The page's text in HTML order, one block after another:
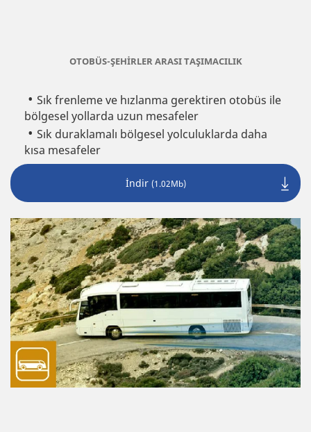
OTOBÜS-ŞEHİRLER ARASI TAŞIMACILIK
Sık frenleme ve hızlanma gerektiren otobüs ile
bölgesel yollarda uzun mesafeler
Sık duraklamalı bölgesel yolculuklarda daha
kısa mesafeler
İndir (1.02Mb)